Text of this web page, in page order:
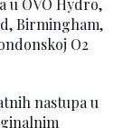
u OVO Hydro,
Birmingham,
O2
nastupa u